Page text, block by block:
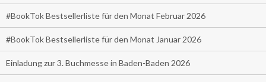
#BookTok Bestsellerliste für den Monat Februar 2026
#BookTok Bestsellerliste für den Monat Januar 2026
Einladung zur 3. Buchmesse in Baden-Baden 2026